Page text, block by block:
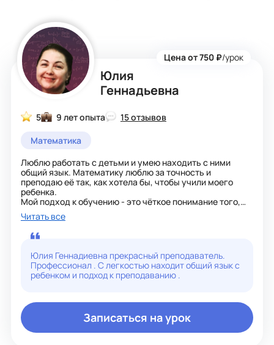
Юлия
Геннадьевна
Цена от 750 ₽/урок
5 9 лет опыта
15 отзывов
Математика
Люблю работать с детьми и умею находить с ними
общий язык. Математику люблю за точность и
преподаю её так, как хотела бы, чтобы учили моего
ребенка.
Мой подход к обучению - это чёткое понимание того,
что каждый ученик уникален, и разработка
персонализированного плана обучения в соответствии
с его или ее потребностями.
При обучении настраиваю на позитивное восприятие
всего нового и непонятного. Весело и интересно
объясняю сложный материал.
Со мной вашим детям будет легко, занимательно и
познавательно. До встречи на уроках!
Читать все
Юлия Геннадиевна прекрасный преподаватель.
Профессионал . С легкостью находит общий язык с
ребенком и подход к преподаванию .
Записаться на урок